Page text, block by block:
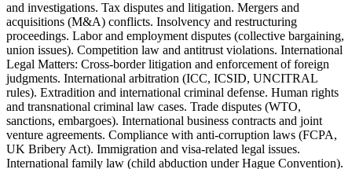
and investigations. Tax disputes and litigation. Mergers and
acquisitions (M&A) conflicts. Insolvency and restructuring
proceedings. Labor and employment disputes (collective bargaining,
union issues). Competition law and antitrust violations. International
Legal Matters: Cross-border litigation and enforcement of foreign
judgments. International arbitration (ICC, ICSID, UNCITRAL
rules). Extradition and international criminal defense. Human rights
and transnational criminal law cases. Trade disputes (WTO,
sanctions, embargoes). International business contracts and joint
venture agreements. Compliance with anti-corruption laws (FCPA,
UK Bribery Act). Immigration and visa-related legal issues.
International family law (child abduction under Hague Convention).